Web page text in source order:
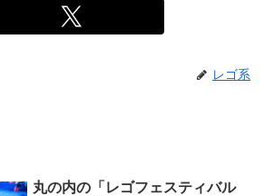
レゴ系
丸の内の「レゴフェスティバル